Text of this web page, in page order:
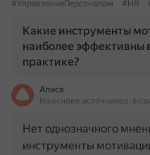
#УправлениеПерсоналом
#HR
Какие инструменты
наиболее эффективны
практике?
Алиса
На основе источников,
Нет однозначного
инструменты